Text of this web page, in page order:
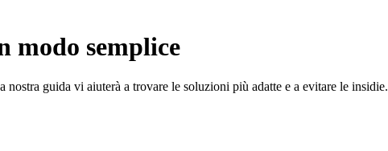
modo semplice
guida vi aiuterà a trovare le soluzioni più adatte e a evitare le insidie.